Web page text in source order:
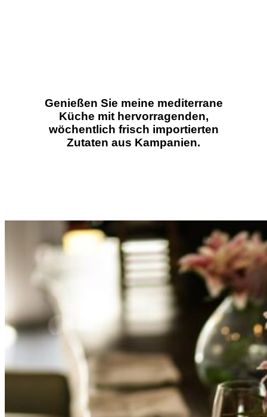
Genießen Sie meine mediterrane
Küche mit hervorragenden,
wöchentlich frisch importierten
Zutaten aus Kampanien.